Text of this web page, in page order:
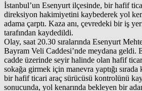
İstanbul’un Esenyurt ilçesinde, bir hafif
direksiyon hakimiyetini kaybederek yol
adama çarptı. Kaza anı, çevredeki bir iş
tarafından kaydedildi.
Olay, saat 20.30 sıralarında Esenyurt
Bayram Veli Caddesi’nde meydana geldi.
cadde üzerinde seyir halinde olan hafif
sokağa girmek için manevra yaptığı sırada
bir hafif ticari araç sürücüsü kontrolünü
sonucunda, yol kenarında bekleyen bir